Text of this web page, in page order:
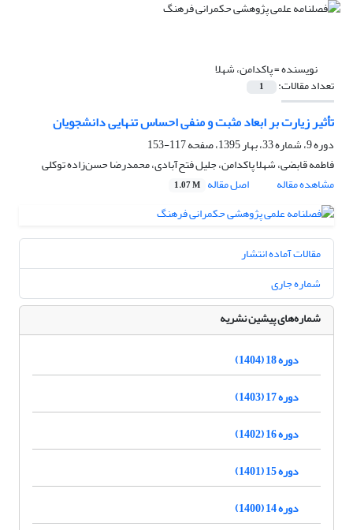
نویسنده =پاکدامن، شهلا
تعداد مقالات: 1
تأثیر زیارت بر ابعاد مثبت و منفی احساس تنهایی دانشجویان
دوره 9، شماره 33، بهار 1395، صفحه
117-153
فاطمه قابضی، شهلا پاکدامن، جلیل فتح‌آبادی، محمدرضا حسن‌زاده توکلی
مشاهده مقاله
اصل مقاله 1.07 M
مقالات آماده انتشار
شماره جاری
شماره‌های پیشین نشریه
دوره 18 (1404)
دوره 17 (1403)
دوره 16 (1402)
دوره 15 (1401)
دوره 14 (1400)